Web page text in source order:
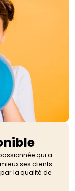
qui a
ses clients
la qualité de